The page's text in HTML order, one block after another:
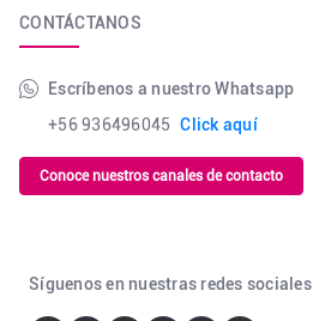
CONTÁCTANOS
Escríbenos a nuestro Whatsapp
+56 936496045 Click aquí
Conoce nuestros canales de contacto
Síguenos en nuestras redes sociales